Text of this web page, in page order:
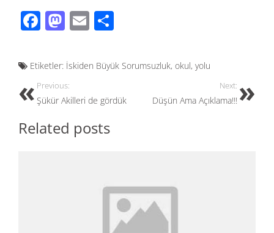
F
e
b
o
o
k
M
to
d
o
n
E
ail ar
Etiketler: İskiden Büyük Sorumsuzluk, okul, yolu
Previous:
Şükür Akilleri de gördük
Next:
Düşün Ama Açıklama!!!
Related posts